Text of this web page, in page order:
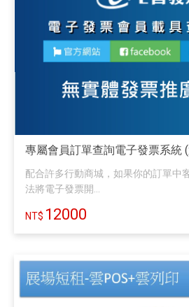
專屬會員訂單查詢電子發票系統
配合許多行動商城，如果你的訂單中
法將電子發票開...
12000